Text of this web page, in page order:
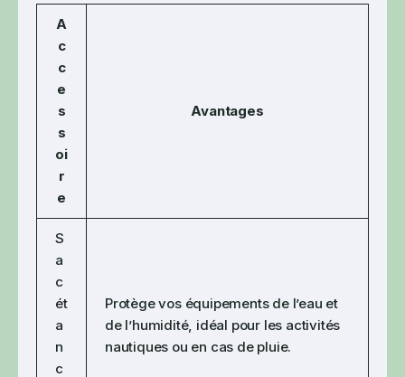
A
c
c
e
s
s
oi
r
e
Avantages
S
a
c
ét
a
n
c
Protège vos équipements de l’eau et
de l’humidité, idéal pour les activités
nautiques ou en cas de pluie.